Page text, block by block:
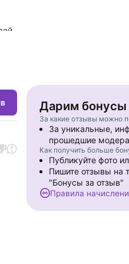
Дарим бонусы
За какие отзывы можно
За уникальные,
прошедшие
Как получить больше
Публикуйте фото
Пишите отзывы на
"Бонусы за отзыв"
Правила